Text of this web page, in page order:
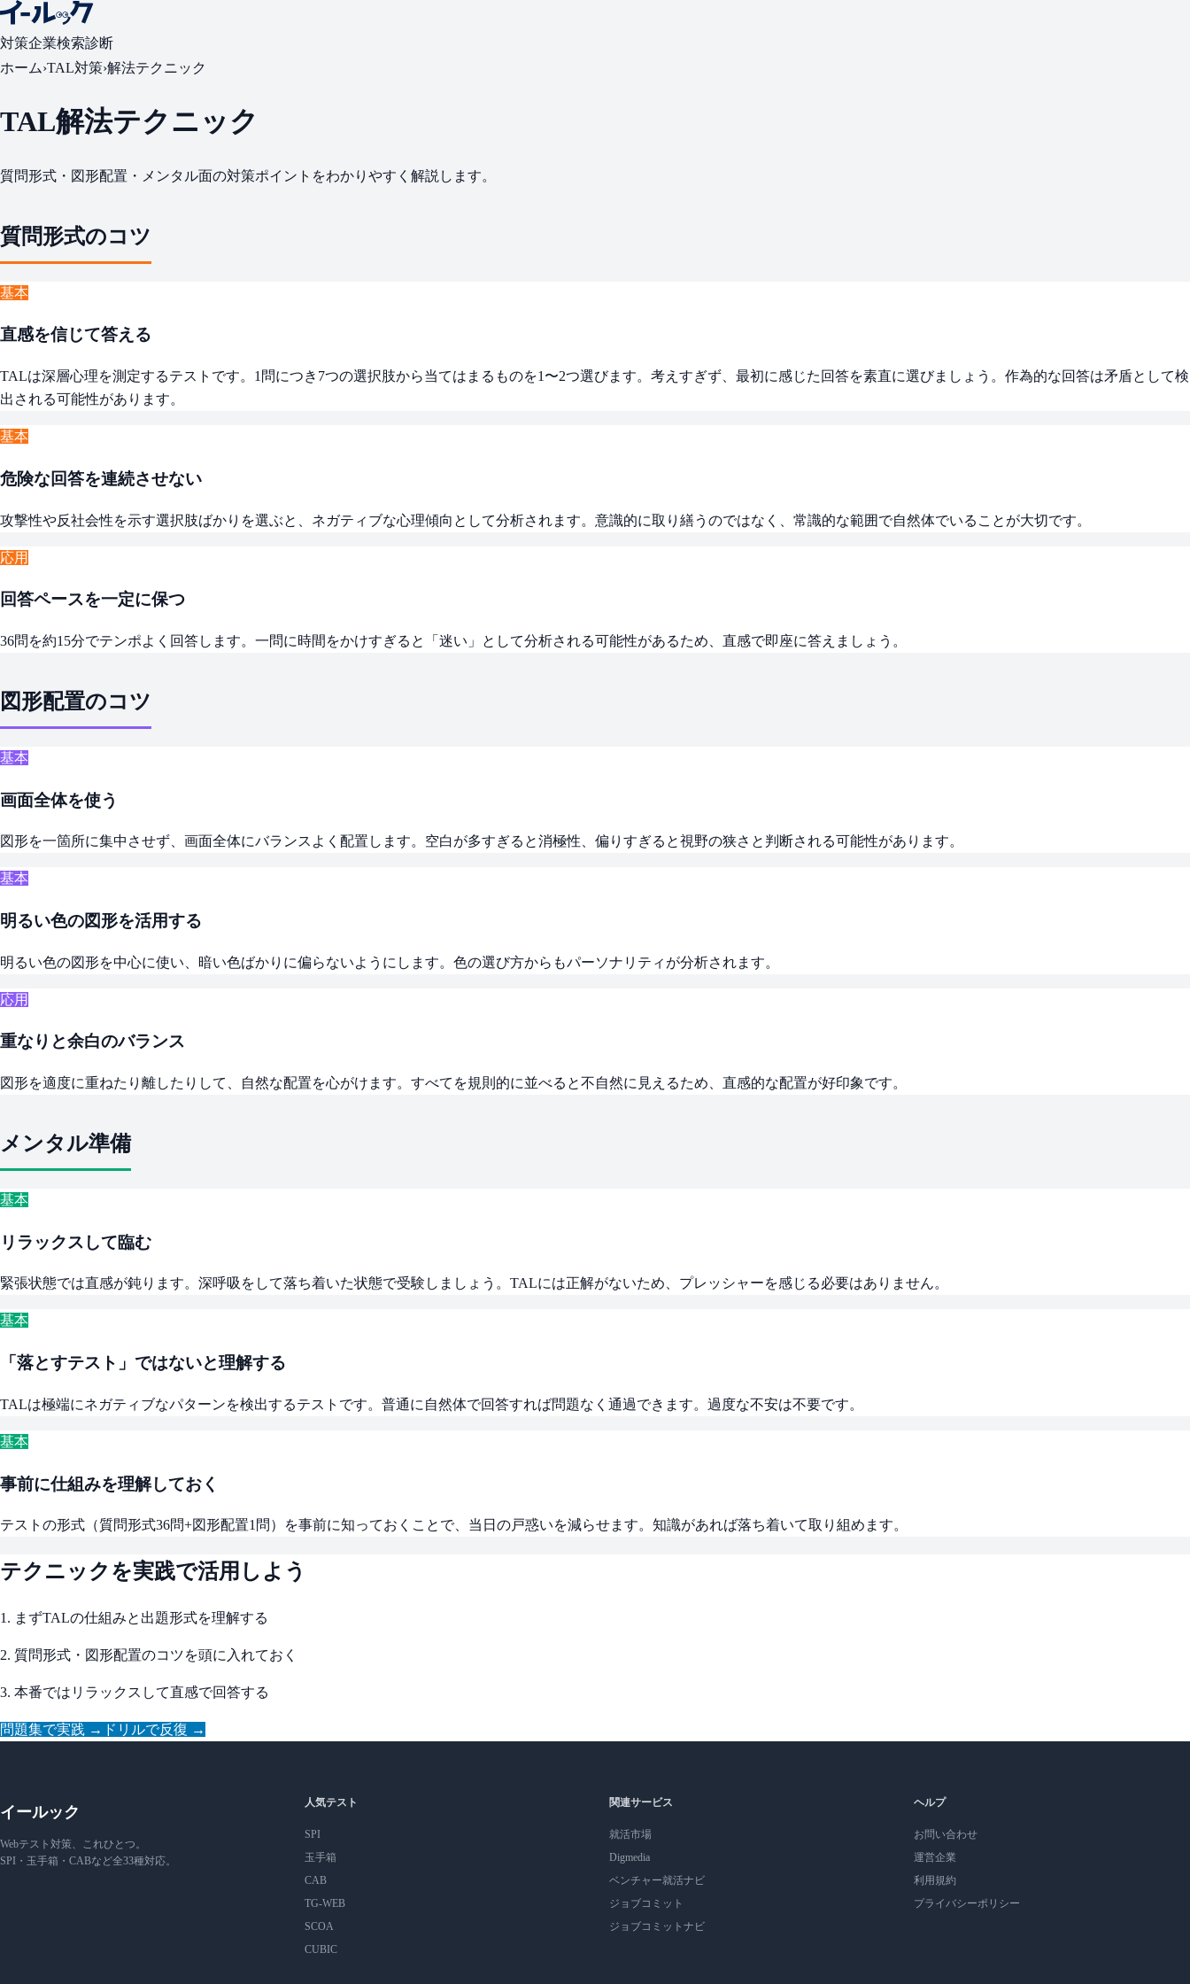
対策企業検索診断
ホーム›TAL対策›解法テクニック
TAL解法テクニック
質問形式・図形配置・メンタル面の対策ポイントをわかりやすく解説します。
質問形式のコツ
基本
直感を信じて答える
TALは深層心理を測定するテストです。1問につき7つの選択肢から当てはまるものを1〜2つ選びます。考えすぎず、最初に感じた回答を素直に選びましょう。作為的な回答は矛盾として検
出される可能性があります。
基本
危険な回答を連続させない
攻撃性や反社会性を示す選択肢ばかりを選ぶと、ネガティブな心理傾向として分析されます。意識的に取り繕うのではなく、常識的な範囲で自然体でいることが大切です。
応用
回答ペースを一定に保つ
36問を約15分でテンポよく回答します。一問に時間をかけすぎると「迷い」として分析される可能性があるため、直感で即座に答えましょう。
図形配置のコツ
基本
画面全体を使う
図形を一箇所に集中させず、画面全体にバランスよく配置します。空白が多すぎると消極性、偏りすぎると視野の狭さと判断される可能性があります。
基本
明るい色の図形を活用する
明るい色の図形を中心に使い、暗い色ばかりに偏らないようにします。色の選び方からもパーソナリティが分析されます。
応用
重なりと余白のバランス
図形を適度に重ねたり離したりして、自然な配置を心がけます。すべてを規則的に並べると不自然に見えるため、直感的な配置が好印象です。
メンタル準備
基本
リラックスして臨む
緊張状態では直感が鈍ります。深呼吸をして落ち着いた状態で受験しましょう。TALには正解がないため、プレッシャーを感じる必要はありません。
基本
「落とすテスト」ではないと理解する
TALは極端にネガティブなパターンを検出するテストです。普通に自然体で回答すれば問題なく通過できます。過度な不安は不要です。
基本
事前に仕組みを理解しておく
テストの形式（質問形式36問+図形配置1問）を事前に知っておくことで、当日の戸惑いを減らせます。知識があれば落ち着いて取り組めます。
テクニックを実践で活用しよう
1. まずTALの仕組みと出題形式を理解する
2. 質問形式・図形配置のコツを頭に入れておく
3. 本番ではリラックスして直感で回答する
問題集で実践 → ドリルで反復 →
イールック
Webテスト対策、これひとつ。
SPI・玉手箱・CABなど全33種対応。
人気テスト
SPI
玉手箱
CAB
TG-WEB
SCOA
CUBIC
関連サービス
就活市場
Digmedia
ベンチャー就活ナビ
ジョブコミット
ジョブコミットナビ
ヘルプ
お問い合わせ
運営企業
利用規約
プライバシーポリシー